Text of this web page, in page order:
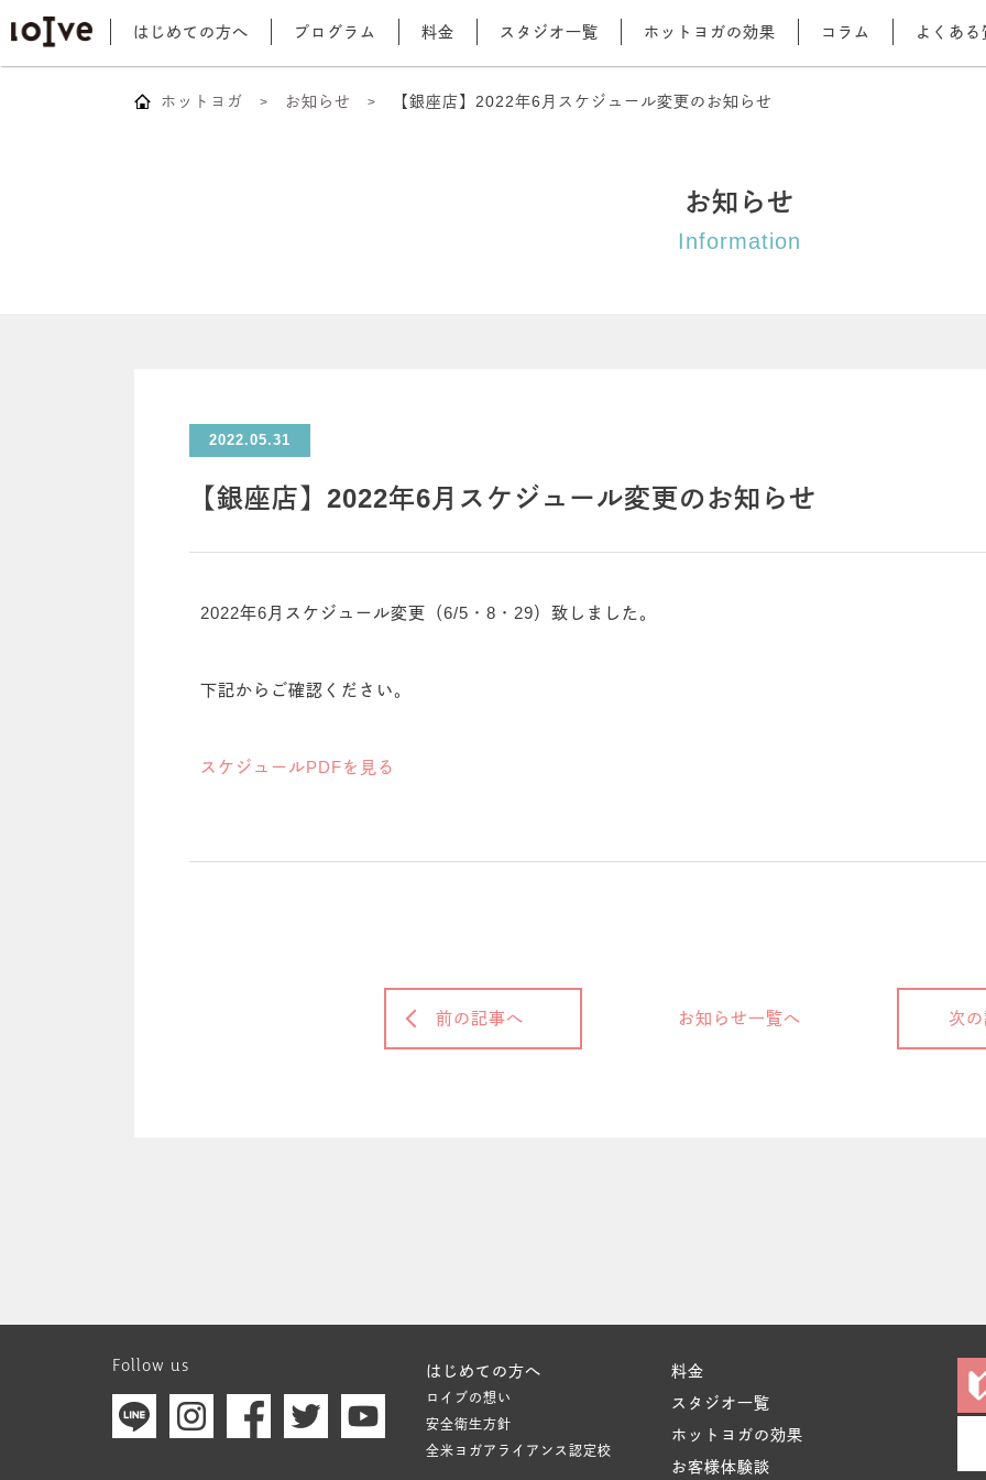
はじめての方へ プログラム 料金 スタジオ一覧 ホットヨガの効果 コラム よくある
ホットヨガ お知らせ 【銀座店】2022年6月スケジュール変更のお知らせ
お知らせ
Information
2022.05.31
【銀座店】2022年6月スケジュール変更のお知らせ
2022年6月スケジュール変更（6/5・8・29）致しました。
下記からご確認ください。
スケジュールPDFを見る
前の記事へ お知らせ一覧へ 次
Follow us はじめての方へ
ロイブの想い
安全衛生方針
全米ヨガアライアンス認定校
料金
スタジオ一覧
ホットヨガの効果
お客様体験談